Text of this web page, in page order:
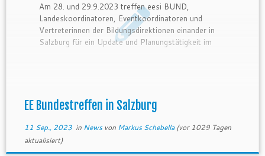
Am 28. und 29.9.2023 treffen eesi BUND,
Landeskoordinatoren, Eventkoordinatoren und
Vertreterinnen der Bildungsdirektionen einander in
Salzburg für ein Update und Planungstätigkeit im
Abstimmung […]
EE Bundestreffen in Salzburg
11 Sep., 2023in News von Markus Schebella(vor 1029 Tagen
aktualisiert)